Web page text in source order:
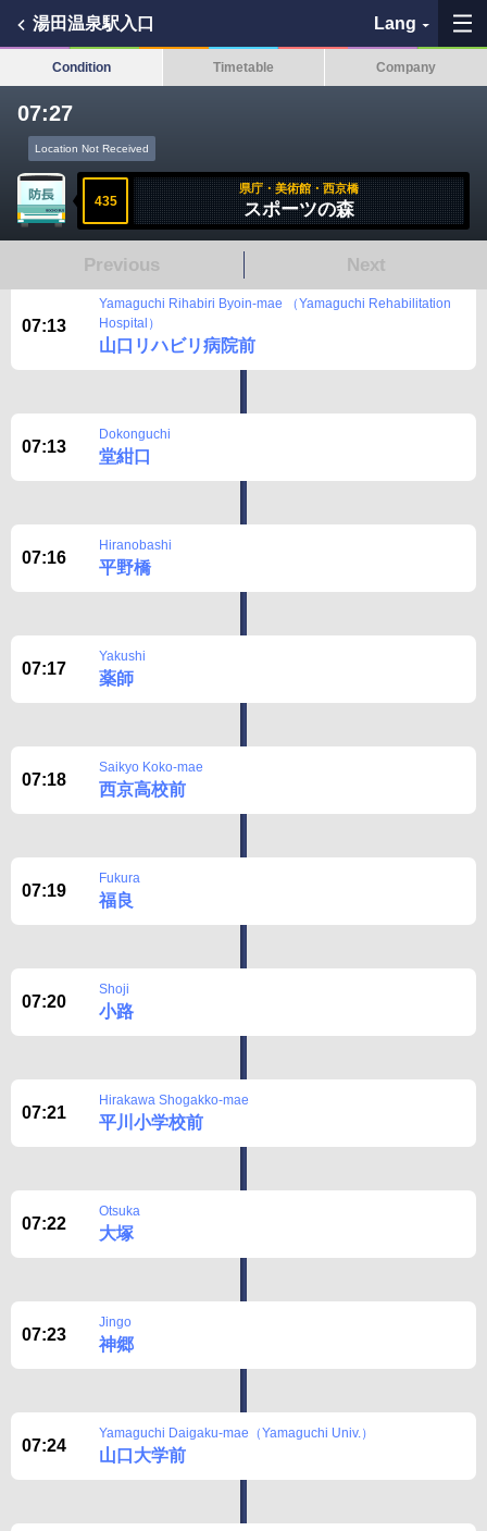
湯田温泉駅入口 Lang
History
Search bus stop
問題を報告
Disclaimer
Condition Timetable Company
07:27
Location Not Received
435
県庁・美術館・西京橋
スポーツの森
Previous Next
07:13
Yamaguchi Rihabiri Byoin-mae （Yamaguchi Rehabilitation
Hospital）
山口リハビリ病院前
07:13
Dokonguchi
堂紺口
07:16
Hiranobashi
平野橋
07:17
Yakushi
薬師
07:18
Saikyo Koko-mae
西京高校前
07:19
Fukura
福良
07:20
Shoji
小路
07:21
Hirakawa Shogakko-mae
平川小学校前
07:22
Otsuka
大塚
07:23
Jingo
神郷
07:24
Yamaguchi Daigaku-mae（Yamaguchi Univ.）
山口大学前